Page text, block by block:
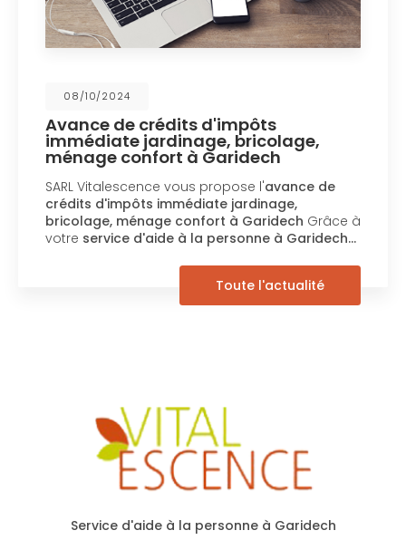
08/10/2024
Avance de crédits d'impôts
immédiate jardinage, bricolage,
ménage confort à Garidech
SARL Vitalescence vous propose l' avance de
crédits d'impôts immédiate jardinage,
bricolage, ménage confort à GaridechGrâce à
votreservice d'aide à la personne à Garidech…
Toute l'actualité
Service d'aide à la personne à Garidech